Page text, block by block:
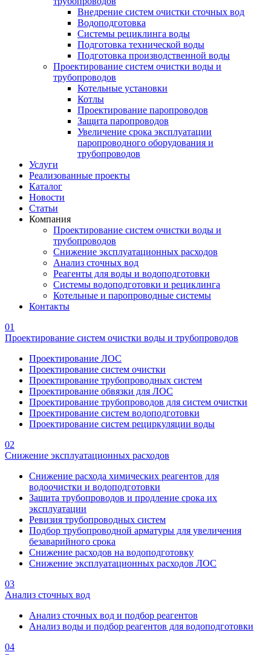
Внедрение систем очистки сточных вод
Водоподготовка
Системы рециклинга воды
Подготовка технической воды
Подготовка производственной воды
Проектирование систем очистки воды и
трубопроводов
Котельные установки
Котлы
Проектирование паропроводов
Защита паропроводов
Увеличение срока эксплуатации
паропроводного оборудования и
трубопроводов
Услуги
Реализованные проекты
Каталог
Новости
Статьи
Компания
Проектирование систем очистки воды и
трубопроводов
Снижение эксплуатационных расходов
Анализ сточных вод
Реагенты для воды и водоподготовки
Системы водоподготовки и рециклинга
Котельные и паропроводные системы
Контакты
01
Проектирование систем очистки воды и трубопроводов
Проектирование ЛОС
Проектирование систем очистки
Проектирование трубопроводных систем
Проектирование обвязки для ЛОС
Проектирование трубопроводов для систем очистки
Проектирование систем водоподготовки
Проектирование систем рециркуляции воды
02
Снижение эксплуатационных расходов
Снижение расхода химических реагентов для
водоочистки и водоподготовки
Защита трубопроводов и продление срока их
эксплуатации
Ревизия трубопроводных систем
Подбор трубопроводной арматуры для увеличения
безаварийного срока
Снижение расходов на водоподготовку
Снижение эксплуатационных расходов ЛОС
03
Анализ сточных вод
Анализ сточных вод и подбор реагентов
Анализ воды и подбор реагентов для водоподготовки
04